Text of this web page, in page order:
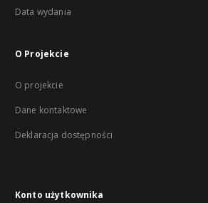
Data wydania
O Projekcie
O projekcie
Dane kontaktowe
Deklaracja dostępności
Konto użytkownika